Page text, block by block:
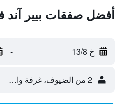
أفضل صفقات بيير آند
خ 13/8 -
2 من الضيوف، غرفة واحدة